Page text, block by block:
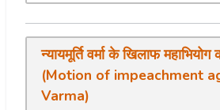
न्यायमूर्ति वर्मा के खिलाफ महाभियोग
(Motion of impeachment
Varma)